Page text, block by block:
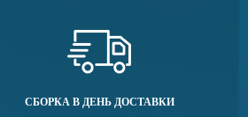
СБОРКА В ДЕНЬ ДОСТАВКИ